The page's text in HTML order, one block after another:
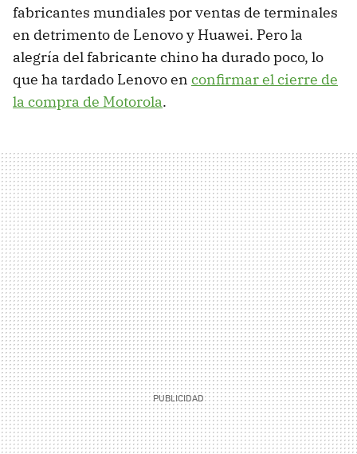
fabricantes mundiales por ventas de terminales
en detrimento de Lenovo y Huawei. Pero la
alegría del fabricante chino ha durado poco, lo
que ha tardado Lenovo en confirmar el cierre de
la compra de Motorola.